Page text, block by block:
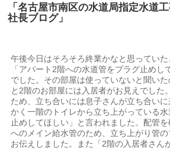
「名古屋市南区の水道局指定水道
社長ブログ」
午後今日はそろそろ終業かなと思ってい
「アパート2階への水道管をプラグ止めし
でした。その部屋は使っていないと聞いた
と2階のお部屋には入居者がお見えでした
ため、立ち合いには息子さんが立ち合い
かく一階のトイレから立ち上がっている
止めしてほしい」と言われました。配管
へのメイン給水管のため、立ち上がり管
お伝えしました。また「2階の入居者さん